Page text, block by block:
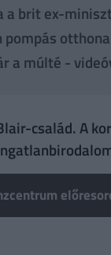
brit ex-
a múlté -
család. A